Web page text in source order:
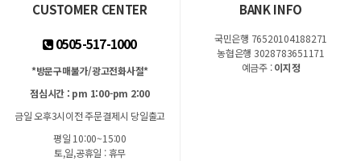
CUSTOMER CENTER
0505-517-1000
*방문구매불가/광고전화사절*
점심시간 : pm 1:00-pm 2:00
금일 오후3시이전 주문결제시 당일출고
평일 10:00~15:00
토,일,공휴일 : 휴무
BANK INFO
국민은행 76520104188271
농협은행 3028783651171
예금주 :이지정